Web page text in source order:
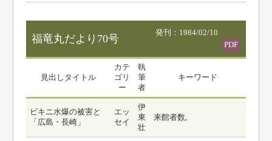
福竜丸だより70号
発刊：1984/02/10
PDF
見出しタイトル
カテ
ゴリ
ー
執
筆
者
キーワード
ビキニ水爆の被害と
「広島・長崎」
エッ
セイ
伊
東
壮
来館者数,